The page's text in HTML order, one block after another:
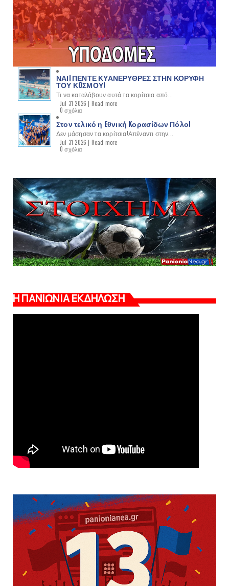
ΝΑΙ! ΠΕΝΤΕ ΚΥΑΝΕΡΥΘΡΕΣ ΣΤΗΝ ΚΟΡΥΦΗ
ΤΟΥ ΚOΣΜΟΥ!
Τι να καταλάβουν αυτά τα κορίτσια από...
Jul 31 2026 | Read more
0 σχόλια
Στον τελικό η Eθνική Kορασίδων Πόλο!
Δεν μάσησαν τα κορίτσια!Απέναντι στην...
Jul 31 2026 | Read more
0 σχόλια
Η ΠΑΝΙΩΝΙΑ ΕΚΔΗΛΩΣΗ